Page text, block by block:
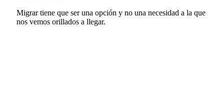
Migrar tiene que ser una opción y no una necesidad a la que
nos vemos orillados a llegar.